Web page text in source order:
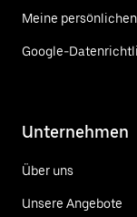
Meine
Google-
Unternehmen
Über uns
Unsere Angebote